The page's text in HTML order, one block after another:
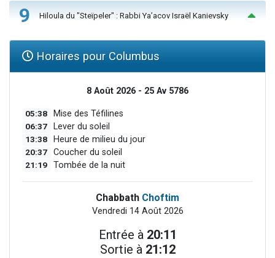
9 Hiloula du "Steïpeler" : Rabbi Ya’acov Israël Kanievsky
Horaires pour Columbus
8 Août 2026 - 25 Av 5786
05:38 Mise des Téfilines
06:37 Lever du soleil
13:38 Heure de milieu du jour
20:37 Coucher du soleil
21:19 Tombée de la nuit
Chabbath Choftim
Vendredi 14 Août 2026
Entrée à 20:11
Sortie à 21:12